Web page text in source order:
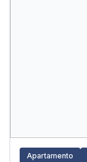
Apartamento